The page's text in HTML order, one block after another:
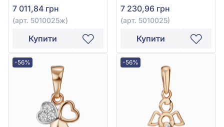
7 011,84 грн
(арт. 5010025ж)
Купити
7 230,96 грн
(арт. 5010025)
Купити
-56% -56%